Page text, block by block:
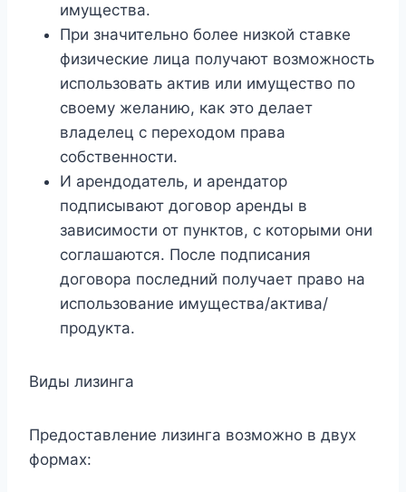
имущества.
При значительно более низкой ставке
физические лица получают возможность
использовать актив или имущество по
своему желанию, как это делает
владелец с переходом права
собственности.
И арендодатель, и арендатор
подписывают договор аренды в
зависимости от пунктов, с которыми они
соглашаются. После подписания
договора последний получает право на
использование имущества/актива/
продукта.
Виды лизинга
Предоставление лизинга возможно в двух
формах: